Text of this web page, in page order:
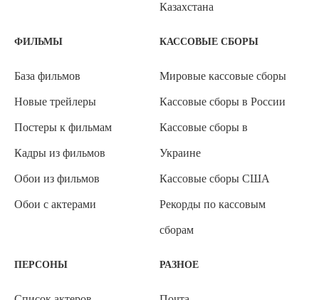
Казахстана
ФИЛЬМЫ
База фильмов
Новые трейлеры
Постеры к фильмам
Кадры из фильмов
Обои из фильмов
Обои с актерами
КАССОВЫЕ СБОРЫ
Мировые кассовые сборы
Кассовые сборы в России
Кассовые сборы в
Украине
Кассовые сборы США
Рекорды по кассовым
сборам
ПЕРСОНЫ РАЗНОЕ